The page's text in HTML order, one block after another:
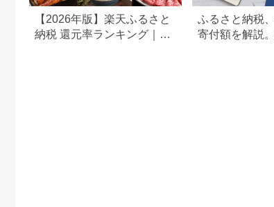
【2026年版】楽天ふるさと
納税 還元率ランキング｜高
ふるさと納税
寄付額を解説